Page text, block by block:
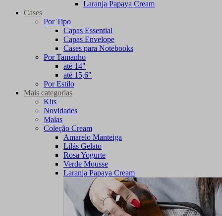
Laranja Papaya Cream
Cases
Por Tipo
Capas Essential
Capas Envelope
Cases para Notebooks
Por Tamanho
até 14"
até 15,6"
Por Estilo
Mais categorias
Kits
Novidades
Malas
Coleção Cream
Amarelo Manteiga
Lilás Gelato
Rosa Yogurte
Verde Mousse
Laranja Papaya Cream